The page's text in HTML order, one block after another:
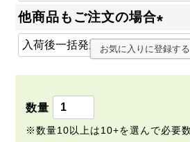
必
)
他商品もご注文の場合
(
必
お気に入りに登録する